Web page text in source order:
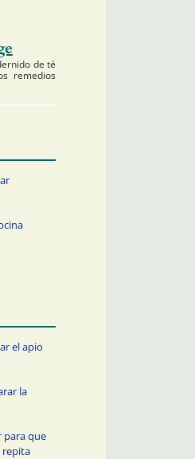
de té
remedios
el apio
la
para que
repita